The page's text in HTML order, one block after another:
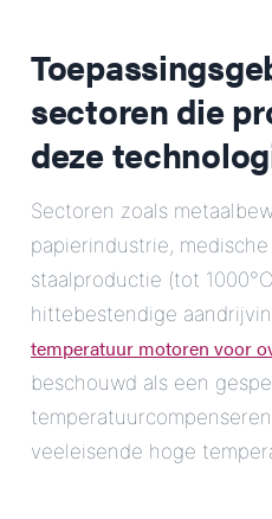
sectoren die
deze
Sectoren zoals
papierindustrie,
staalproductie (tot
hittebestendige
temperatuur motoren voor
beschouwd als een
veeleisende hoge